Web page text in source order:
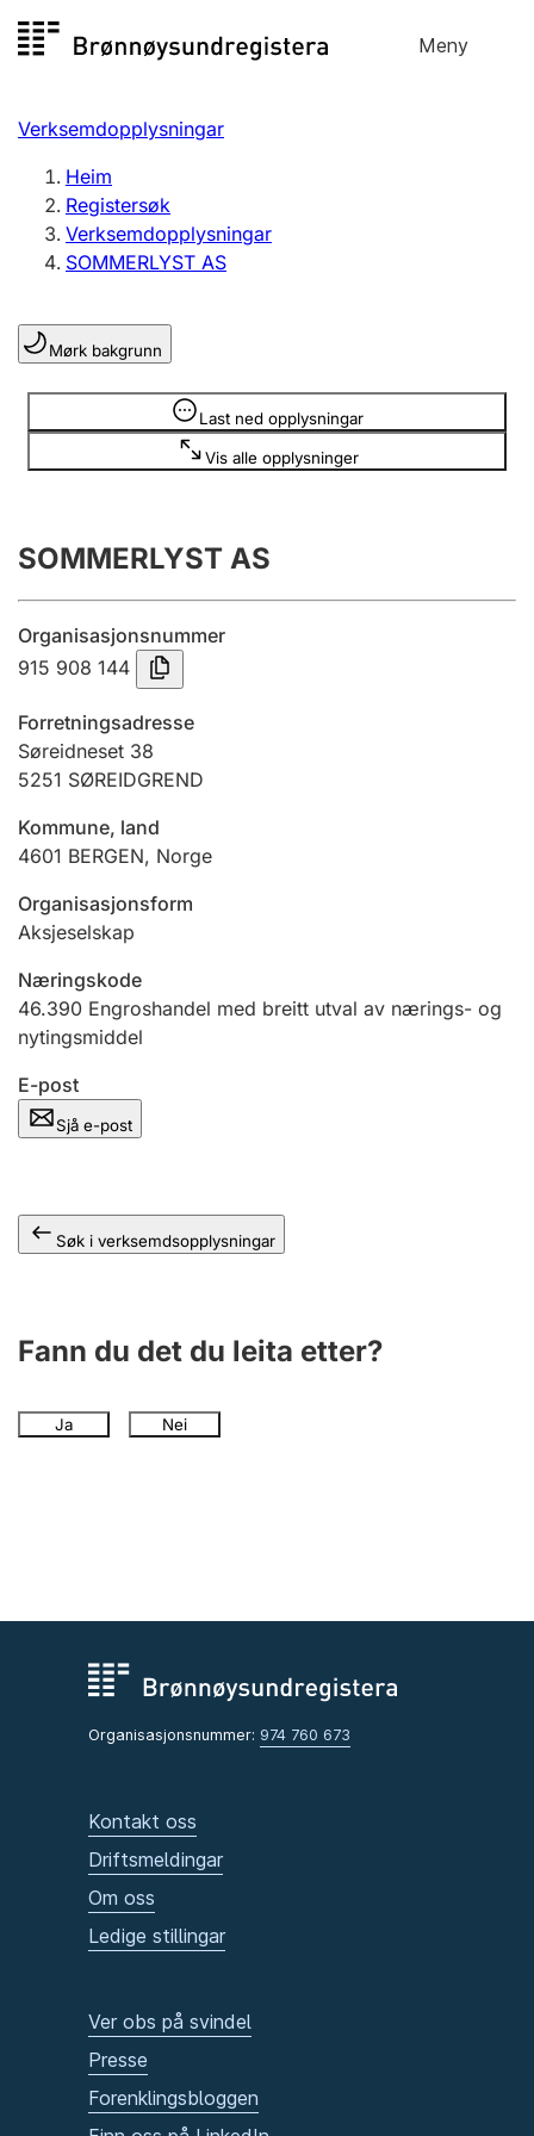
til
Meny
Registersøk
Aksjeselskap
Enkeltpersonføretak
Registrere, endre, slette
Lag og foreining
Registrere, endre, slette
Årsrekneskap
Innsending og forseinkingsgebyr
Tinglysing
Jeger
Ektepaktrettleiaren
Andre tema
Verksemdopplysningar
Heim
Registersøk
Verksemdopplysningar
SOMMERLYST AS
Mørk bakgrunn
Last ned opplysningar
Vis alle opplysninger
Opplysninger er skjult
SOMMERLYST AS
Organisasjonsnummer
915 908 144
Forretningsadresse
Søreidneset 38
5251 SØREIDGREND
Kommune, land
4601 BERGEN, Norge
Organisasjonsform
Aksjeselskap
Næringskode
46.390 Engroshandel med breitt utval av nærings- og
nytingsmiddel
E-post
Sjå e-post
Søk i verksemdsopplysningar
Fann du det du leita etter?
Ja Nei
Organisasjonsnummer: 974 760 673
Kontakt oss
Driftsmeldingar
Om oss
Ledige stillingar
Ver obs på svindel
Presse
Forenklingsbloggen